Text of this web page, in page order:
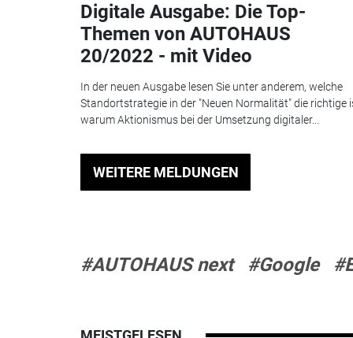
Digitale Ausgabe: Die Top-
Themen von AUTOHAUS
20/2022 - mit Video
In der neuen Ausgabe lesen Sie unter anderem, welche
Standortstrategie in der "Neuen Normalität" die richtige
warum Aktionismus bei der Umsetzung digitaler...
WEITERE MELDUNGEN
#AUTOHAUS next #Google